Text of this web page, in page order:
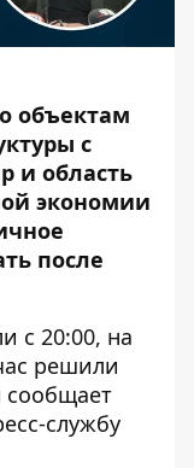
объектам
с
и область
экономии
после
с 20:00, на
решили
службу